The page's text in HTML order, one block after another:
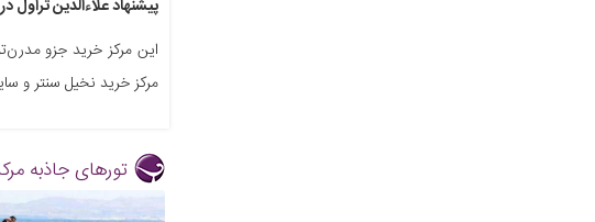
پیشنهاد علاءالدین تراول
این مرکز خرید جزو
مرکز خرید نخیل سنتر و
تورهای جاذبه